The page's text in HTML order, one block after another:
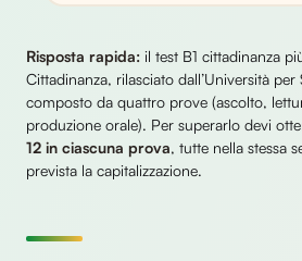
Risposta rapida: il test B1 cittadinanza
Cittadinanza, rilasciato dall’Università per
composto da quattro prove (ascolto,
produzione orale). Per superarlo devi
12 in ciascuna prova, tutte nella stessa
prevista la capitalizzazione.